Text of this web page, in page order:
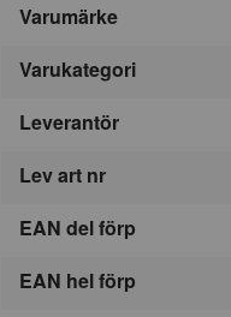
Varumärke
Varukategori
Leverantör
Lev art nr
EAN del förp
EAN hel förp